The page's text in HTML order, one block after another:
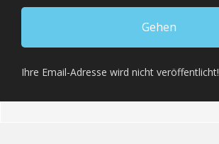
Ihre Email-Adresse wird nicht veröffentlicht!